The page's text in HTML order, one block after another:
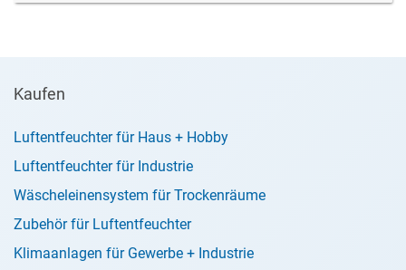
Kaufen
Luftentfeuchter für Haus + Hobby
Luftentfeuchter für Industrie
Wäscheleinensystem für Trockenräume
Zubehör für Luftentfeuchter
Klimaanlagen für Gewerbe + Industrie